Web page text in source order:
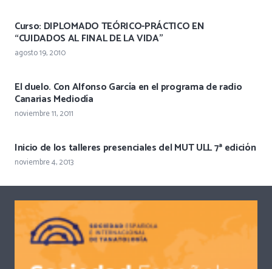
Curso: DIPLOMADO TEÓRICO-PRÁCTICO EN
“CUIDADOS AL FINAL DE LA VIDA”
agosto 19, 2010
El duelo. Con Alfonso García en el programa de radio
Canarias Mediodía
noviembre 11, 2011
Inicio de los talleres presenciales del MUT ULL 7ª edición
noviembre 4, 2013